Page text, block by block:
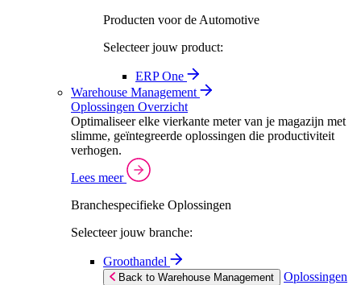
Producten voor de Automotive
Selecteer jouw product:
ERP One
Warehouse Management
Oplossingen Overzicht
Optimaliseer elke vierkante meter van je magazijn met
slimme, geïntegreerde oplossingen die productiviteit
verhogen.
Lees meer
Branchespecifieke Oplossingen
Selecteer jouw branche:
Groothandel
Back to Warehouse Management
Oplossingen